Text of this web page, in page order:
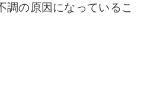
調の原因になっているこ